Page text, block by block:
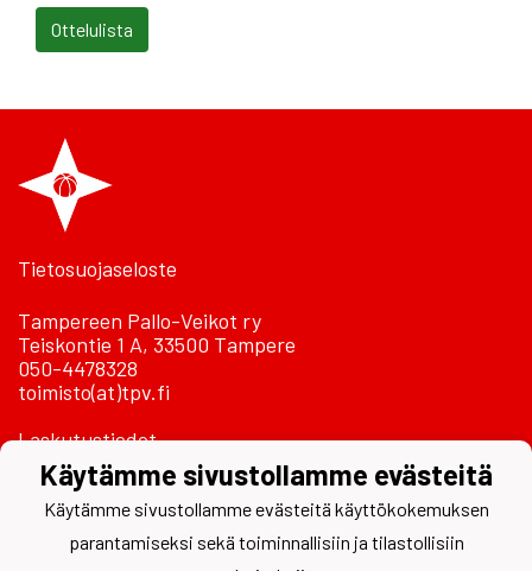
Ottelulista
Tietosuojaseloste
Tampereen Pallo-Veikot ry
Teiskontie 1 A, 33500 Tampere
050-4478328
toimisto(at)tpv.fi
Laskutustiedot
Käytämme sivustollamme evästeitä
Käytämme sivustollamme evästeitä käyttökokemuksen
parantamiseksi sekä toiminnallisiin ja tilastollisiin